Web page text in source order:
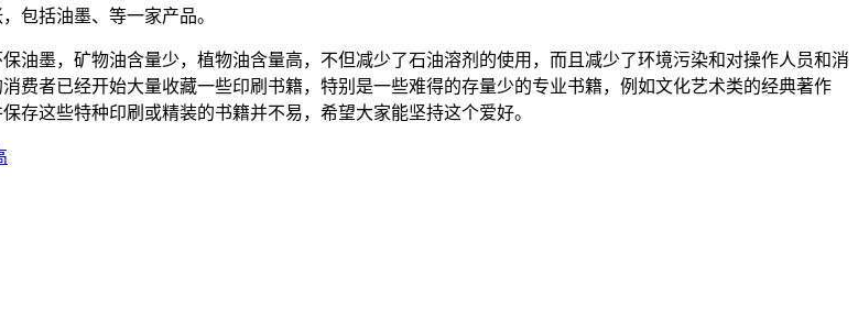
包括油墨、等一家产品。
油墨，矿物油含量少，植物油含量高，不但减少了石油溶剂的使用，而且减少了环境污染和对操作人员和消
费者已经开始大量收藏一些印刷书籍，特别是一些难得的存量少的专业书籍，例如文化艺术类的经典著作
存这些特种印刷或精装的书籍并不易，希望大家能坚持这个爱好。